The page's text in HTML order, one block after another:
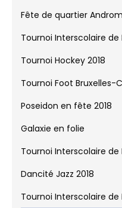
Fête de quartier
Tournoi Interscolaire de
Tournoi Hockey 2018
Tournoi Foot Bruxelles-
Poseidon en fête 2018
Galaxie en folie
Tournoi Interscolaire de
Dancité Jazz 2018
Tournoi Interscolaire de